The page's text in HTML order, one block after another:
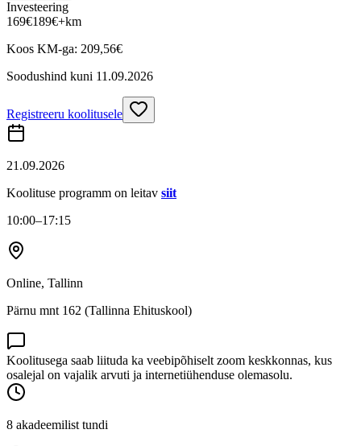
Investeering
169€189€+km
Koos KM-ga: 209,56€
Soodushind kuni 11.09.2026
Registreeru koolitusele
21.09.2026
Koolituse programm on leitav siit
10:00–17:15
Online, Tallinn
Pärnu mnt 162 (Tallinna Ehituskool)
Koolitusega saab liituda ka veebipõhiselt zoom keskkonnas, kus
osalejal on vajalik arvuti ja internetiühenduse olemasolu.
8 akadeemilist tundi